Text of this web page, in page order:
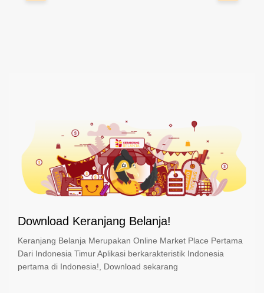
Download Keranjang Belanja!
Keranjang Belanja Merupakan Online Market Place Pertama
Dari Indonesia Timur Aplikasi berkarakteristik Indonesia
pertama di Indonesia!, Download sekarang